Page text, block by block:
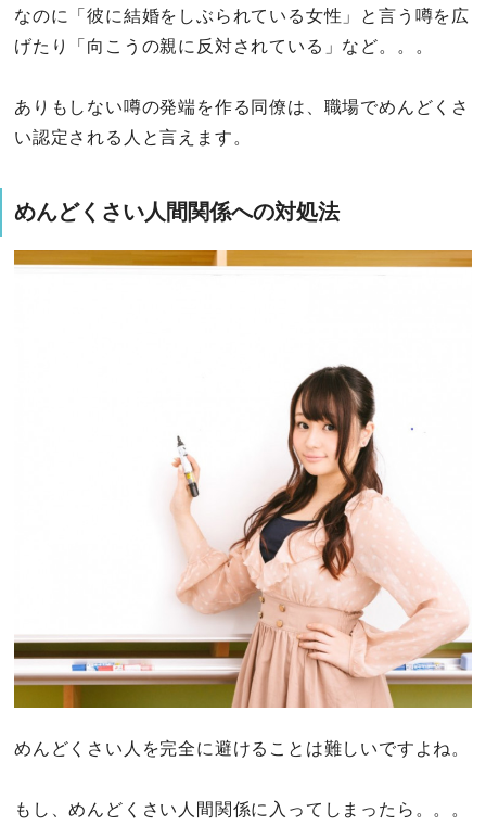
なのに「彼に結婚をしぶられている女性」と言う噂を広
げたり「向こうの親に反対されている」など。。。
ありもしない噂の発端を作る同僚は、職場でめんどくさ
い認定される人と言えます。
めんどくさい人間関係への対処法
めんどくさい人を完全に避けることは難しいですよね。
もし、めんどくさい人間関係に入ってしまったら。。。